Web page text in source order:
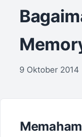
9 Oktober 2014